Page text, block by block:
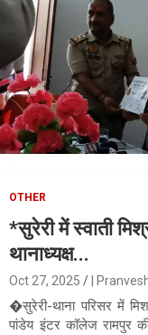
OTHER
*सुरेरी में स्वाती
थानाध्यक्ष...
Oct 27, 2025 |
�सुरेरी-थाना परिसर में
पांडेय इंटर कॉलेज रामपुर